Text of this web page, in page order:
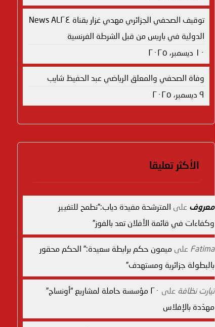
توقيف الصحفي الجزائري مهدي غزار بقناة AL٢٤ News
الدولية في باريس من قبل الشرطة الفرنسية
١٠ ديسمبر، ٢٠٢٥
وفاة الصحفي والمعلق الرياضي عبد الحفيظ شايب
٩ ديسمبر، ٢٠٢٥
الأكثر تعليقا
معروف على المترشحة مفيدة دياب:”نطمح للتغيير
وكفاءات في قائمة الأفلان تعد بالفوز”
Fatima على ميمون حكم برابطة سعيدة:” الحكم محقور
بالبطولة جزائرية ومستهدف”
تيارت نظافة على
٢٠ مؤسسة حاملة لمشاريع “أونساج”
مهدّدة بالإفلاس